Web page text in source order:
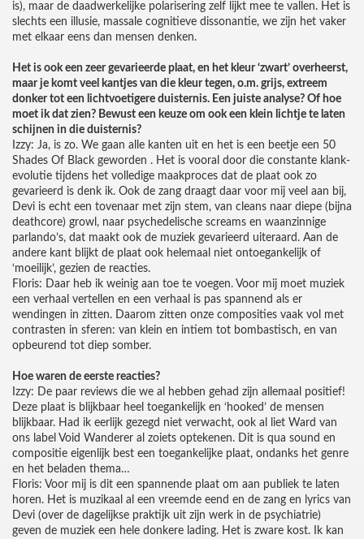
is), maar de daadwerkelijke polarisering zelf lijkt mee te vallen. Het is
slechts een illusie, massale cognitieve dissonantie, we zijn het vaker
met elkaar eens dan mensen denken.
Het is ook een zeer gevarieerde plaat, en het kleur ‘zwart’ overheerst,
maar je komt veel kantjes van die kleur tegen, o.m. grijs, extreem
donker tot een lichtvoetigere duisternis. Een juiste analyse? Of hoe
moet ik dat zien? Bewust een keuze om ook een klein lichtje te laten
schijnen in die duisternis?
Izzy: Ja, is zo. We gaan alle kanten uit en het is een beetje een 50
Shades Of Black geworden . Het is vooral door die constante klank-
evolutie tijdens het volledige maakproces dat de plaat ook zo
gevarieerd is denk ik. Ook de zang draagt daar voor mij veel aan bij,
Devi is echt een tovenaar met zijn stem, van cleans naar diepe (bijna
deathcore) growl, naar psychedelische screams en waanzinnige
parlando’s, dat maakt ook de muziek gevarieerd uiteraard. Aan de
andere kant blijkt de plaat ook helemaal niet ontoegankelijk of
‘moeilijk’, gezien de reacties.
Floris: Daar heb ik weinig aan toe te voegen. Voor mij moet muziek
een verhaal vertellen en een verhaal is pas spannend als er
wendingen in zitten. Daarom zitten onze composities vaak vol met
contrasten in sferen: van klein en intiem tot bombastisch, en van
opbeurend tot diep somber.
Hoe waren de eerste reacties?
Izzy: De paar reviews die we al hebben gehad zijn allemaal positief!
Deze plaat is blijkbaar heel toegankelijk en ‘hooked’ de mensen
blijkbaar. Had ik eerlijk gezegd niet verwacht, ook al liet Ward van
ons label Void Wanderer al zoiets optekenen. Dit is qua sound en
compositie eigenlijk best een toegankelijke plaat, ondanks het genre
en het beladen thema…
Floris: Voor mij is dit een spannende plaat om aan publiek te laten
horen. Het is muzikaal al een vreemde eend en de zang en lyrics van
Devi (over de dagelijkse praktijk uit zijn werk in de psychiatrie)
geven de muziek een hele donkere lading. Het is zware kost. Ik kan